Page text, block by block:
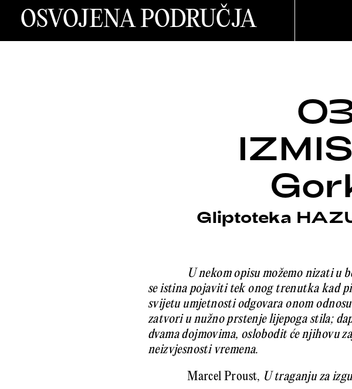
OSVOJENA PODRUČJA
Gliptoteka
U nekom opisu možemo nizati u
se istina pojaviti tek onog trenutka kad
svijetu umjetnosti odgovara onom
zatvori u nužno prstenje lijepoga stila;
dvama dojmovima, oslobodit će njihovu
neizvjesnosti vremena.
Marcel Proust, U traganju za